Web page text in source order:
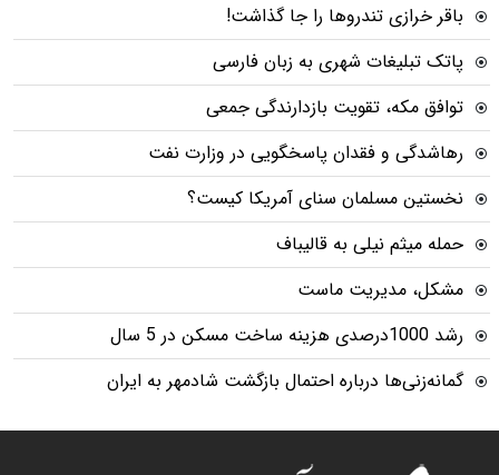
باقر خرازی تندروها را جا گذاشت!
پاتک تبلیغات شهری به زبان فارسی
توافق مکه، تقویت بازدارندگی جمعی
رهاشدگی و فقدان پاسخگویی در وزارت نفت
نخستین مسلمان سنای آمریکا کیست؟
حمله میثم نیلی به قالیباف
مشکل، مدیریت ماست
رشد 1000درصدی هزینه ساخت مسکن در 5 سال
گمانه‌زنی‌ها درباره احتمال بازگشت شادمهر به ایران